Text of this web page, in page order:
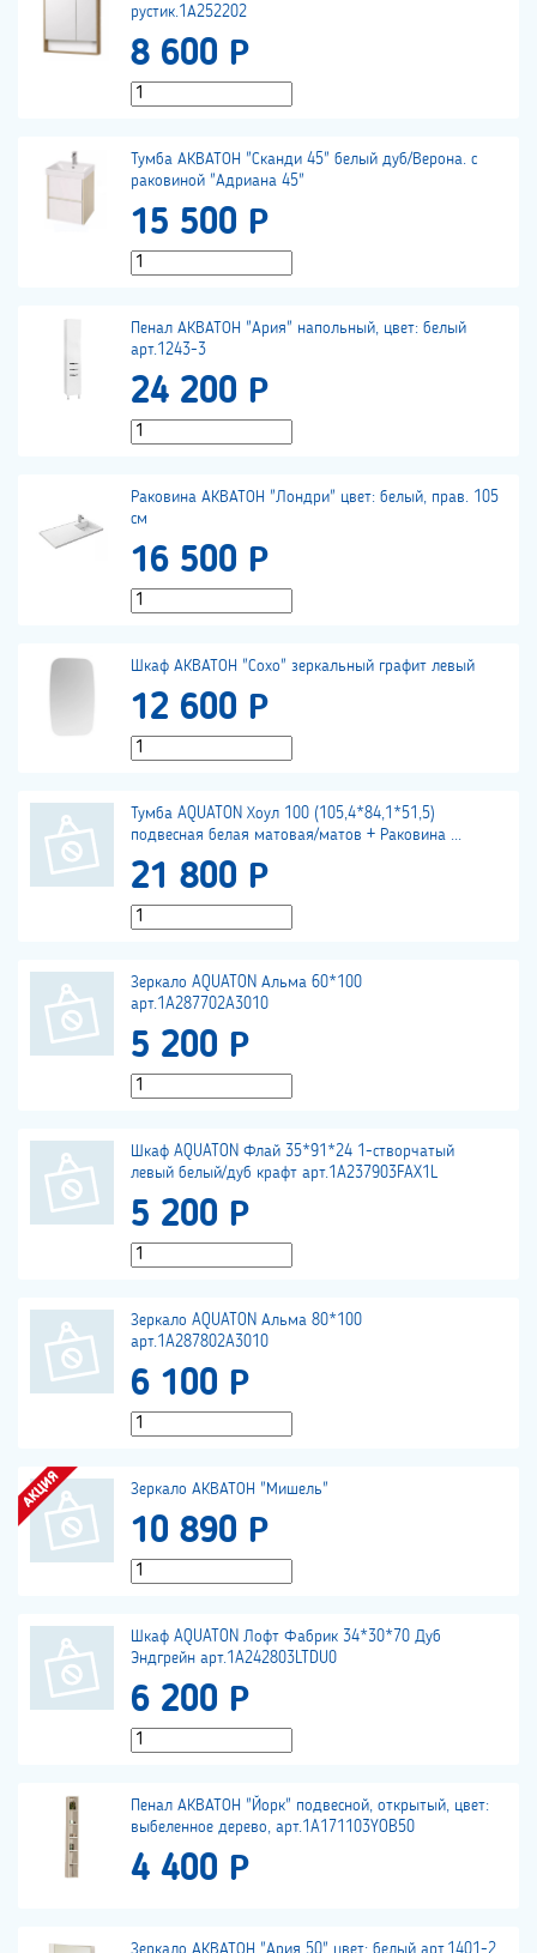
рустик.1А252202
8 600 Р
Тумба АКВАТОН "Сканди 45" белый дуб/Верона. с
раковиной "Адриана 45"
15 500 Р
Пенал АКВАТОН "Ария" напольный, цвет: белый
арт.1243-3
24 200 Р
Раковина АКВАТОН "Лондри" цвет: белый, прав. 105
см
16 500 Р
Шкаф АКВАТОН "Сохо" зеркальный графит левый
12 600 Р
Тумба AQUATON Хоул 100 (105,4*84,1*51,5)
подвесная белая матовая/матов + Раковина ...
21 800 Р
Зеркало AQUATON Альма 60*100
арт.1A287702A3010
5 200 Р
Шкаф AQUATON Флай 35*91*24 1-створчатый
левый белый/дуб крафт арт.1A237903FAX1L
5 200 Р
Зеркало AQUATON Альма 80*100
арт.1A287802A3010
6 100 Р
Зеркало АКВАТОН "Мишель"
10 890 Р
Шкаф AQUATON Лофт Фабрик 34*30*70 Дуб
Эндгрейн арт.1A242803LTDU0
6 200 Р
Пенал АКВАТОН "Йорк" подвесной, открытый, цвет:
выбеленное дерево, арт.1A171103YOB50
4 400 Р
Зеркало АКВАТОН "Ария 50" цвет: белый арт.1401-2